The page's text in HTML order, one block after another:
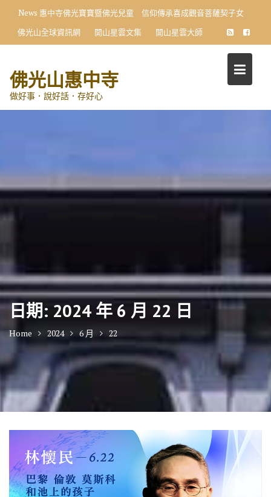
content
News 惠中寺佛光寶寶暨佛光兒童 信仰傳承喜成觀音菩薩契子女
佛光山全球資訊網
開山星雲文集 開山星雲大師
佛光山惠中寺
做好事．說好話．存好心
日期: 2024 年 6 月 22 日
Home 2024 6 月 22